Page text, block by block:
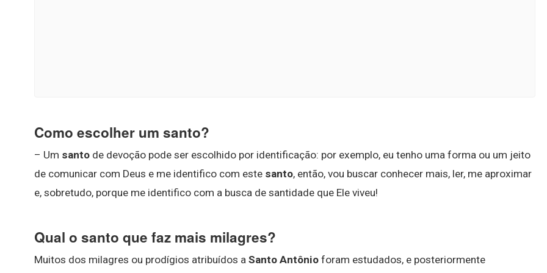
Como escolher um santo?
– Um santo de devoção pode ser escolhido por identificação: por exemplo, eu tenho uma forma ou um jeito
de comunicar com Deus e me identifico com este santo, então, vou buscar conhecer mais, ler, me aproximar
e, sobretudo, porque me identifico com a busca de santidade que Ele viveu!
Qual o santo que faz mais milagres?
Muitos dos milagres ou prodígios atribuídos a Santo Antônio foram estudados, e posteriormente